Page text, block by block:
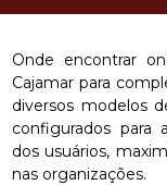
Onde encontrar
Cajamar para
diversos modelos
configurados para
dos usuários,
nas organizações.